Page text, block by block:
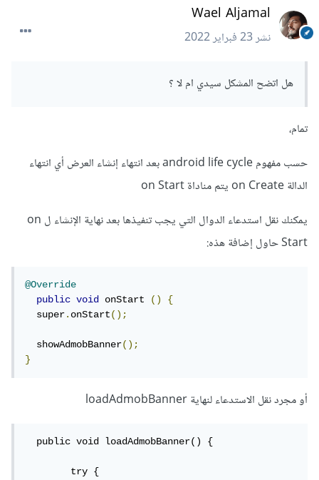
Wael Aljamal
نشر23 فبراير 2022
هل اتضح المشكل سيدي ام لا ؟
تمام،
حسب مفهوم android life cycle بعد انتهاء إنشاء العرض أي انتهاء
الدالة on Create يتم مناداة on Start
يمكنك نقل استدعاء الدوال التي يجب تنفيذها بعد نهاية الإنشاء ل on
Start حاول إضافة هذه:
@Override
public
void onStart ()
{
  super
.onStart();
  showAdmobBanner
();
}
أو مجرد نقل الاستدعاء لنهاية loadAdmobBanner
  public void loadAdmobBanner() {
        try {